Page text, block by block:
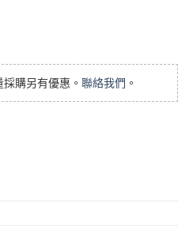
購另有優惠。 聯絡我們 。